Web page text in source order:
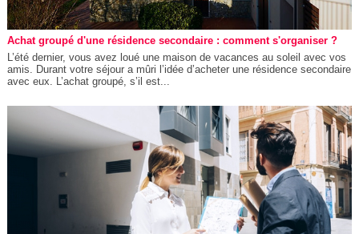
Achat groupé d'une résidence secondaire : comment s'organiser ?
L’été dernier, vous avez loué une maison de vacances au soleil avec vos
amis. Durant votre séjour a mûri l’idée d’acheter une résidence secondaire
avec eux. L’achat groupé, s’il est...